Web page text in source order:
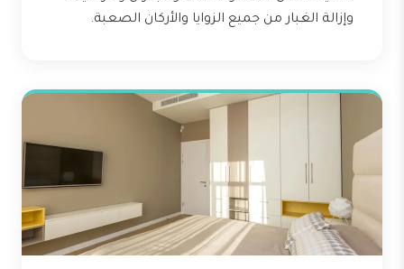
وإزالة الغبار من جميع الزوايا والأركان الصعبة.